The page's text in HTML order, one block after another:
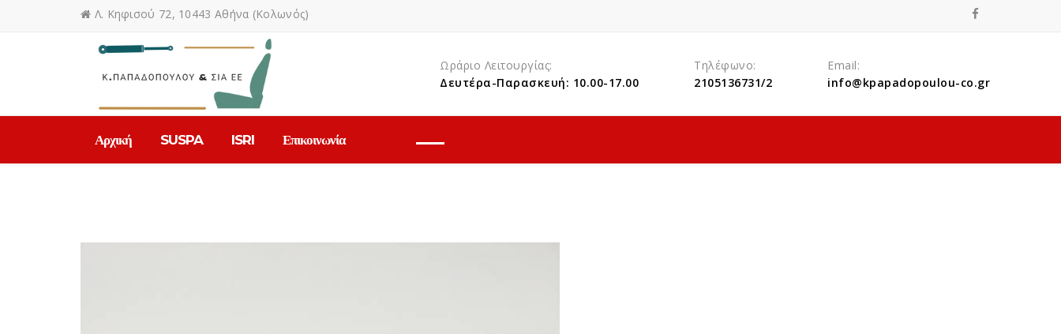
Λ. Κηφισού 72, 10443 Αθήνα (Κολωνός)
Ωράριο Λειτουργίας:
Δευτέρα-Παρασκευή: 10.00-17.00
Τηλέφωνο:
2105136731/2
Email:
info@kpapadopoulou-co.gr
Αρχική SUSPA ISRI Επικοινωνία